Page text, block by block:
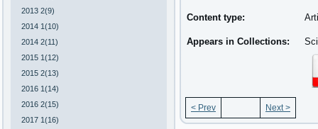
2013 2(9)
2014 1(10)
2014 2(11)
2015 1(12)
2015 2(13)
2016 1(14)
2016 2(15)
2017 1(16)
Content type:
Appears in Collections:
< Prev Next >